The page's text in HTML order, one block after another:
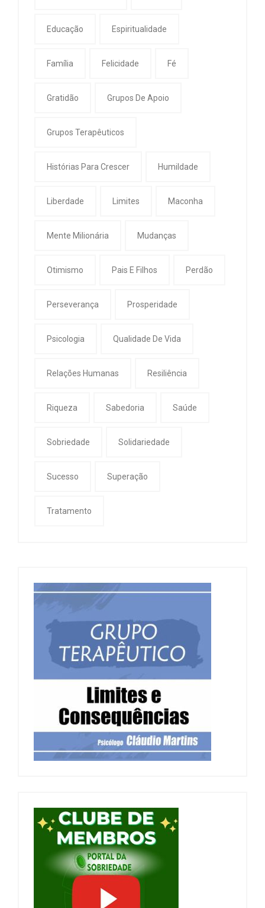
Educação Espiritualidade
Família Felicidade Fé
Gratidão Grupos De Apoio
Grupos Terapêuticos
Histórias Para Crescer Humildade
Liberdade Limites Maconha
Mente Milionária Mudanças
Otimismo Pais E Filhos Perdão
Perseverança Prosperidade
Psicologia Qualidade De Vida
Relações Humanas Resiliência
Riqueza Sabedoria Saúde
Sobriedade Solidariedade
Sucesso Superação
Tratamento